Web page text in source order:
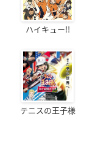
ハイキュー!!
テニスの王子様